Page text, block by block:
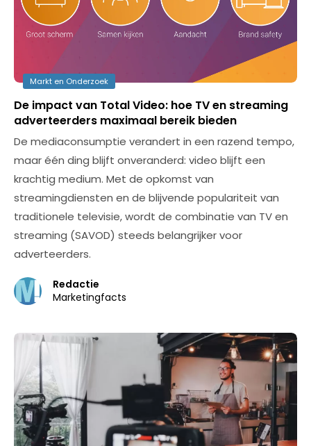
Markt en Onderzoek
De impact van Total Video: hoe TV en streaming
adverteerders maximaal bereik bieden
De mediaconsumptie verandert in een razend tempo,
maar één ding blijft onveranderd: video blijft een
krachtig medium. Met de opkomst van
streamingdiensten en de blijvende populariteit van
traditionele televisie, wordt de combinatie van TV en
streaming (SAVOD) steeds belangrijker voor
adverteerders.
Redactie
Marketingfacts